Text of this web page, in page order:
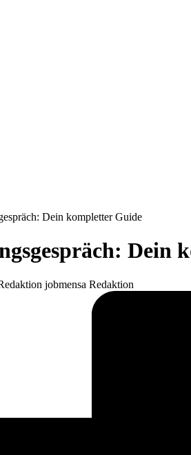
Dein kompletter Guide
Dein
jobmensa Redaktion